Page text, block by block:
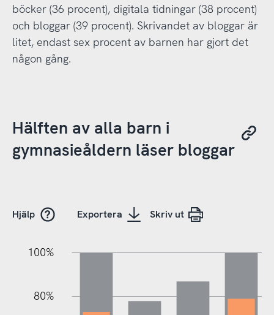
böcker (36 procent), digitala tidningar (38 procent)
och bloggar (39 procent). Skrivandet av bloggar är
litet, endast sex procent av barnen har gjort det
någon gång.
Hälften av alla barn i
gymnasieåldern läser bloggar
Hjälp Exportera Skriv ut
80%
100%